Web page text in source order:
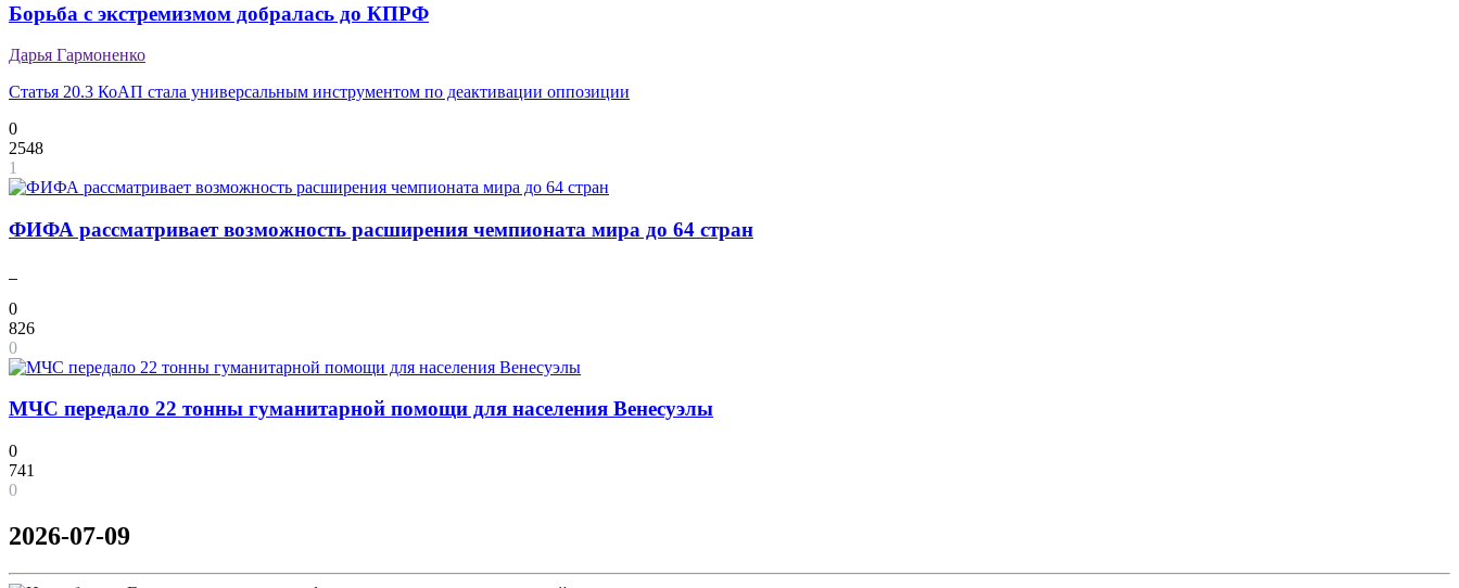
Борьба с экстремизмом добралась до КПРФ
Дарья Гармоненко
Статья 20.3 КоАП стала универсальным инструментом по деактивации оппозиции
0
2548
1
ФИФА рассматривает возможность расширения чемпионата мира до 64 стран
0
826
0
МЧС передало 22 тонны гуманитарной помощи для населения Венесуэлы
0
741
0
2026-07-09